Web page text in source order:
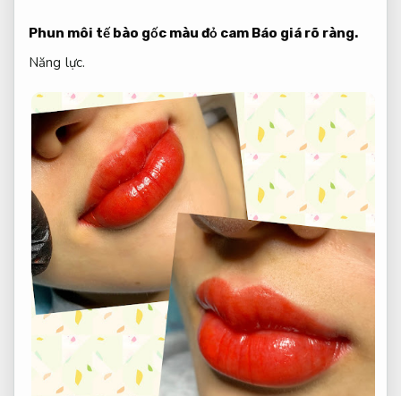
Phun môi tế bào gốc màu đỏ cam Báo giá rõ ràng.
Năng lực.